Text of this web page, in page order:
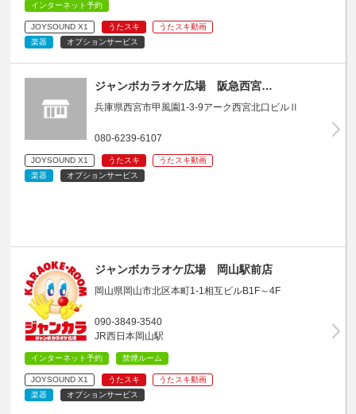
インターネット予約
JOYSOUND X1 うたスキ
うたスキ動画
楽器
オプションサービス
ジャンボカラオケ広場 阪急西宮…
兵庫県西宮市甲風園1-3-9アーク西宮北口ビルⅡ
080-6239-6107
JOYSOUND X1 うたスキ
うたスキ動画
楽器
オプションサービス
ジャンボカラオケ広場 岡山駅前店
岡山県岡山市北区本町1-1相互ビルB1F～4F
090-3849-3540
JR西日本岡山駅
インターネット予約 禁煙ルーム
JOYSOUND X1 うたスキ
うたスキ動画
楽器
オプションサービス